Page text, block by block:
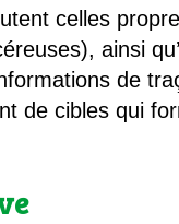
celles
ainsi
de
de cibles qui